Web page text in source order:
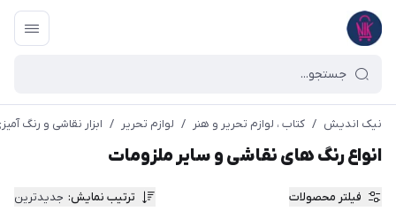
نیک اندیش / کتاب ، لوازم تحریر و هنر / لوازم تحریر / ابزار نقاشی و رنگ
انواع رنگ های نقاشی و سایر ملزومات
فیلتر محصولات ترتیب نمایش: جدیدترین